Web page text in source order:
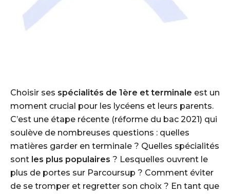
Choisir ses spécialités de 1ère et terminale est un
moment crucial pour les lycéens et leurs parents.
C’est une étape récente (réforme du bac 2021) qui
soulève de nombreuses questions : quelles
matières garder en terminale ? Quelles spécialités
sont les plus populaires ? Lesquelles ouvrent le
plus de portes sur Parcoursup ? Comment éviter
de se tromper et regretter son choix ? En tant que